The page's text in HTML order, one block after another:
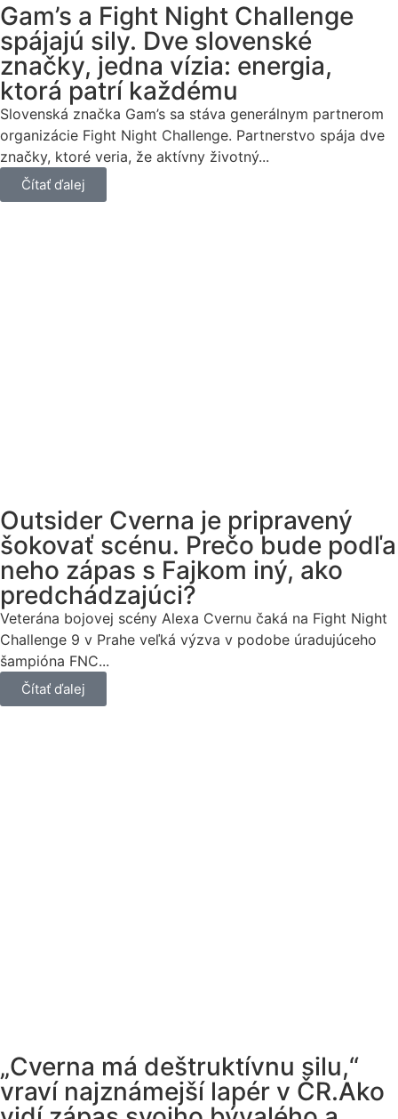
Gam’s a Fight Night Challenge
spájajú sily. Dve slovenské
značky, jedna vízia: energia,
ktorá patrí každému
Slovenská značka Gam’s sa stáva generálnym partnerom
organizácie Fight Night Challenge. Partnerstvo spája dve
značky, ktoré veria, že aktívny životný...
Čítať ďalej
Outsider Cverna je pripravený
šokovať scénu. Prečo bude podľa
neho zápas s Fajkom iný, ako
predchádzajúci?
Veterána bojovej scény Alexa Cvernu čaká na Fight Night
Challenge 9 v Prahe veľká výzva v podobe úradujúceho
šampióna FNC...
Čítať ďalej
„Cverna má deštruktívnu silu,“
vraví najznámejší lapér v ČR.Ako